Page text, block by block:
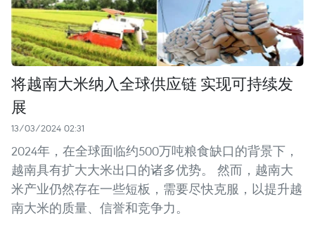
将越南大米纳入全球供应链 实现可持续发
展
13/03/2024 02:31
2024年，在全球面临约500万吨粮食缺口的背景下，
越南具有扩大大米出口的诸多优势。 然而，越南大
米产业仍然存在一些短板，需要尽快克服，以提升越
南大米的质量、信誉和竞争力。